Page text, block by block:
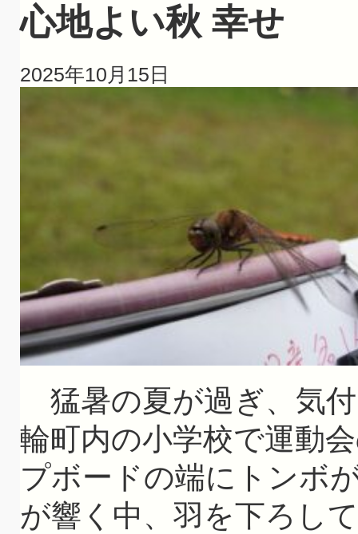
心地よい秋 幸せ
2025年10月15日
猛暑の夏が過ぎ、気
輪町内の小学校で運動
プボードの端にトンボ
が響く中、羽を下ろし